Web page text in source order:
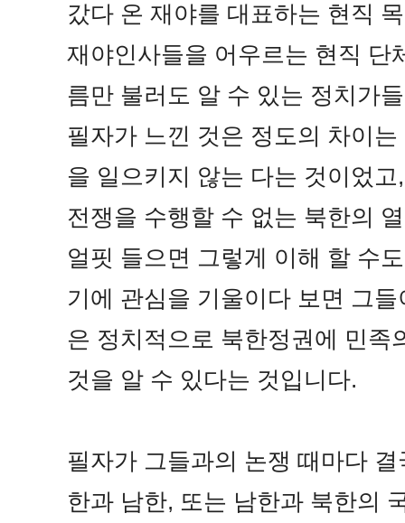
갔다 온 재야를 대표하는 현직
재야인사들을 어우르는 현직 단
름만 불러도 알 수 있는 정치가
필자가 느낀 것은 정도의 차이
을 일으키지 않는 다는 것이었
전쟁을 수행할 수 없는 북한의
얼핏 들으면 그렇게 이해 할 수
기에 관심을 기울이다 보면 그
은 정치적으로 북한정권에 민족
것을 알 수 있다는 것입니다.
필자가 그들과의 논쟁 때마다
한과 남한, 또는 남한과 북한의